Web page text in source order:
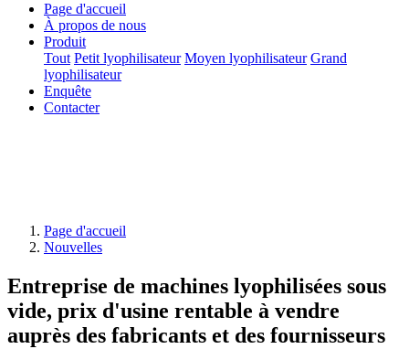
Page d'accueil
À propos de nous
Produit
Tout Petit lyophilisateur Moyen lyophilisateur Grand
lyophilisateur
Enquête
Contacter
Page d'accueil
Nouvelles
Entreprise de machines lyophilisées sous
vide, prix d'usine rentable à vendre
auprès des fabricants et des fournisseurs